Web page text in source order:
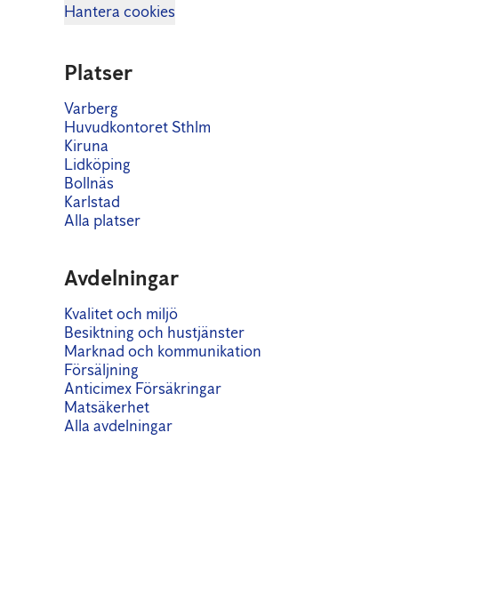
Hantera cookies
Platser
Varberg
Huvudkontoret Sthlm
Kiruna
Lidköping
Bollnäs
Karlstad
Alla platser
Avdelningar
Kvalitet och miljö
Besiktning och hustjänster
Marknad och kommunikation
Försäljning
Anticimex Försäkringar
Matsäkerhet
Alla avdelningar